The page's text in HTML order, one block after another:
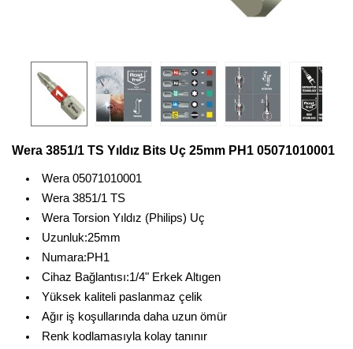
Wera 3851/1 TS Yıldız Bits Uç 25mm PH1 05071010001
Wera 05071010001
Wera 3851/1 TS
Wera Torsion Yıldız (Philips) Uç
Uzunluk:25mm
Numara:PH1
Cihaz Bağlantısı:1/4" Erkek Altıgen
Yüksek kaliteli paslanmaz çelik
Ağır iş koşullarında daha uzun ömür
Renk kodlamasıyla kolay tanınır